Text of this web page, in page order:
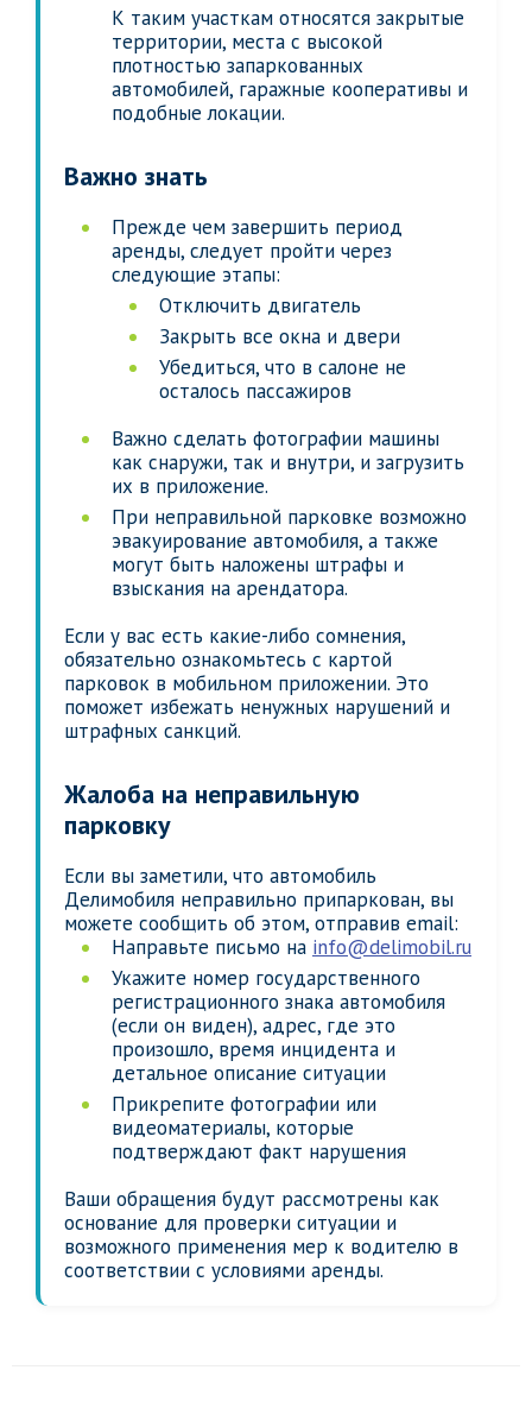
К таким участкам относятся закрытые
территории, места с высокой
плотностью запаркованных
автомобилей, гаражные кооперативы и
подобные локации.
Важно знать
Прежде чем завершить период
аренды, следует пройти через
следующие этапы:
Отключить двигатель
Закрыть все окна и двери
Убедиться, что в салоне не
осталось пассажиров
Важно сделать фотографии машины
как снаружи, так и внутри, и загрузить
их в приложение.
При неправильной парковке возможно
эвакуирование автомобиля, а также
могут быть наложены штрафы и
взыскания на арендатора.
Если у вас есть какие-либо сомнения,
обязательно ознакомьтесь с картой
парковок в мобильном приложении. Это
поможет избежать ненужных нарушений и
штрафных санкций.
Жалоба на неправильную
парковку
Если вы заметили, что автомобиль
Делимобиля неправильно припаркован, вы
можете сообщить об этом, отправив email:
Направьте письмо на info@delimobil.ru
Укажите номер государственного
регистрационного знака автомобиля
(если он виден), адрес, где это
произошло, время инцидента и
детальное описание ситуации
Прикрепите фотографии или
видеоматериалы, которые
подтверждают факт нарушения
Ваши обращения будут рассмотрены как
основание для проверки ситуации и
возможного применения мер к водителю в
соответствии с условиями аренды.